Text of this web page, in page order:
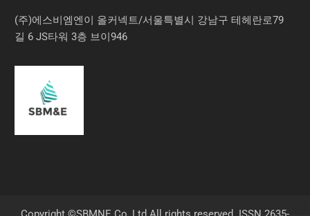
(주)에스비엠엔이 올커넥트/서울특별시 강남구 테헤란로79
길 6 JS타워 3층 브이946